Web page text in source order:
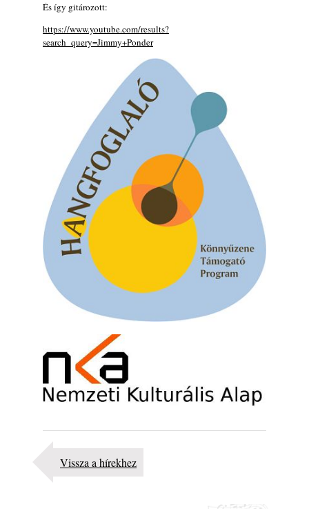
2026. augusztus 05.
Jazz-rock albumok 1983-ból - John Scofield
„Out like a Light”
2026. augusztus 05.
Jazz-rock albumok 1982-ből - John Scofield
2026. augusztus 04.
Kikkel beszéltem 2.0 – 5. rész: D
2026. augusztus 04.
Lemezek a hatvanas-hetvenes évekből - 84.
rész: Irving Ashby – Memoirs
2026. augusztus 04.
10 éve halt meg lapunk főszerkesztő-
helyettese, Csányi Attila
2026. augusztus 04.
45 éve történt… Jazz-rock albumok 1981-
ből - Shakatak „Drivin’ Hard”
2026. augusztus 03.
Jazz a Márványteremben – Mizar (2008.
2026. augusztus 03.
Gondolataim - 2026 (XI. évfolyam - 8. rész)
2026. augusztus 02.
A 21. században meghalt magyar jazz
2026. augusztus 02.
Exkluzív interjú Bóna Lászlóval
2026. augusztus 01.
tudok… 18. rész: Zempléni Fesztivál
És így gitározott:
https://www.youtube.com/results?
search_query=Jimmy+Ponder
Vissza a hírekhez